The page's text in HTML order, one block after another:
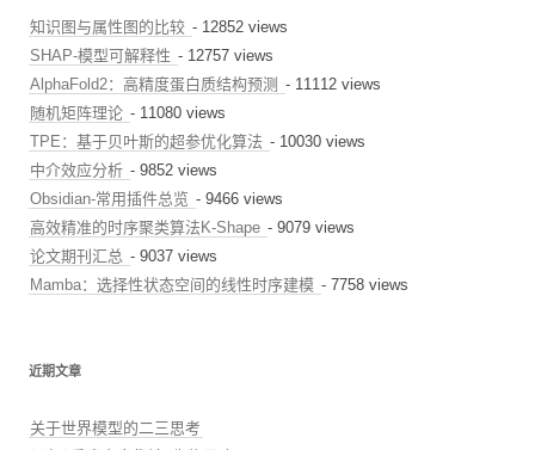
知识图与属性图的比较 - 12852 views
SHAP-模型可解释性 - 12757 views
AlphaFold2：高精度蛋白质结构预测 - 11112 views
随机矩阵理论 - 11080 views
TPE：基于贝叶斯的超参优化算法 - 10030 views
中介效应分析 - 9852 views
Obsidian-常用插件总览 - 9466 views
高效精准的时序聚类算法K-Shape - 9079 views
论文期刊汇总 - 9037 views
Mamba：选择性状态空间的线性时序建模 - 7758 views
近期文章
关于世界模型的二三思考